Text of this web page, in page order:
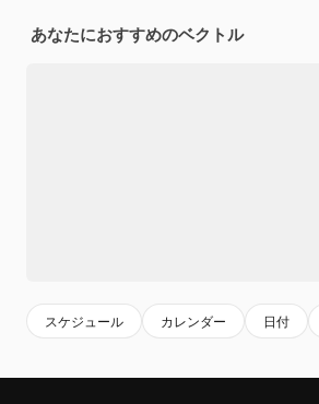
あなたにおすすめのベクトル
スケジュール カレンダー 日付